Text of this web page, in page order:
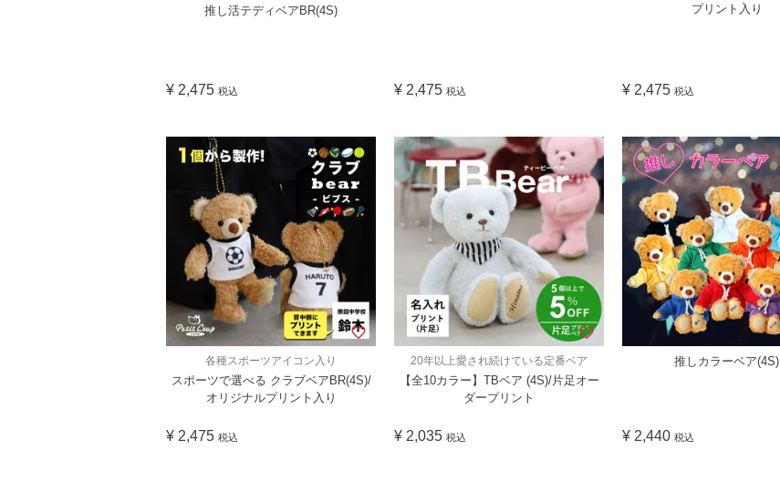
推し活テディベアBR(4S)
¥ 2,475 税込 ¥ 2,475 税込
プリント入り
¥ 2,475 税込
各種スポーツアイコン入り
スポーツで選べる クラブベアBR(4S)/
オリジナルプリント入り
¥ 2,475 税込
20年以上愛され続けている定番ベア
【全10カラー】TBベア (4S)/片足オー
ダープリント
¥ 2,035 税込
推しカラーベア(4S)
¥ 2,440 税込